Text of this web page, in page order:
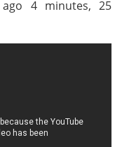
4 minutes, 25